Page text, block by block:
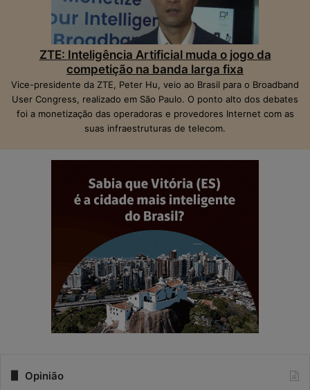
ZTE: Inteligência Artificial muda o jogo da
competição na banda larga fixa
Vice-presidente da ZTE, Peter Hu, veio ao Brasil para o Broadband
User Congress, realizado em São Paulo. O ponto alto dos debates
foi a monetização das operadoras e provedores Internet com as
suas infraestruturas de telecom.
Opinião